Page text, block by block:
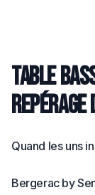
Table
repérage
Quand les uns
Bergerac by